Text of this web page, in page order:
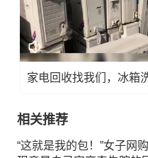
家电回收找我们，冰箱
相关推荐
“这就是我的包！”女子网